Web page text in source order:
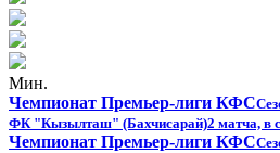
Мин.
Чемпионат Премьер-лиги КФС
ФК "Кызылташ" (Бахчисарай)2 матча, в
Чемпионат Премьер-лиги КФС